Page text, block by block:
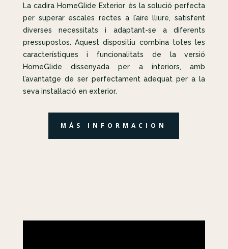
La cadira HomeGlide Exterior és la solució perfecta
per superar escales rectes a l’aire lliure, satisfent
diverses necessitats i adaptant-se a diferents
pressupostos. Aquest dispositiu combina totes les
característiques i funcionalitats de la versió
HomeGlide dissenyada per a interiors, amb
l’avantatge de ser perfectament adequat per a la
seva instal·lació en exterior.
MÁS INFORMACION